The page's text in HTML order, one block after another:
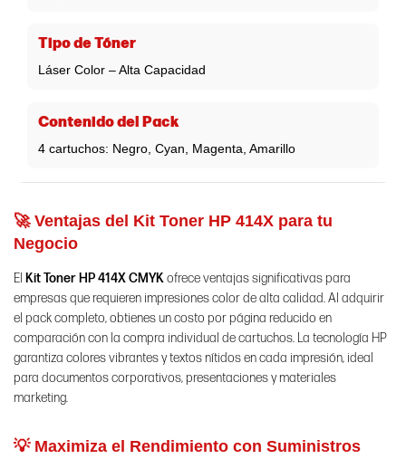
Tipo de Tóner
Láser Color – Alta Capacidad
Contenido del Pack
4 cartuchos: Negro, Cyan, Magenta, Amarillo
🚀 Ventajas del Kit Toner HP 414X para tu
Negocio
El Kit Toner HP 414X CMYKofrece ventajas significativas para
empresas que requieren impresiones color de alta calidad. Al adquirir
el pack completo, obtienes un costo por página reducido en
comparación con la compra individual de cartuchos. La tecnología HP
garantiza colores vibrantes y textos nítidos en cada impresión, ideal
para documentos corporativos, presentaciones y materiales
marketing.
💡 Maximiza el Rendimiento con Suministros